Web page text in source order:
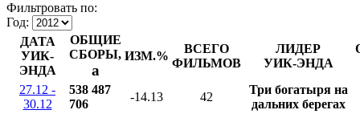
Фильтровать по:
Год:
ДАТА
УИК-
ЭНДА
ОБЩИЕ
СБОРЫ,
a
ИЗМ.%
ВСЕГО
ФИЛЬМОВ
ЛИДЕР
УИК-ЭНДА
27.12 -
30.12
538 487
706
-14.13 42
Три богатыря на
дальних берегах